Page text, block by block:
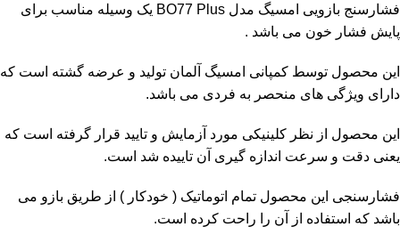
فشارسنج بازویی امسیگ مدل BO77 Plus یک وسیله مناسب برای
پایش فشار خون می باشد .
این محصول توسط کمپانی امسیگ آلمان تولید و عرضه گشته است که
دارای ویژگی های منحصر به فردی می باشد.
این محصول از نظر کلینیکی مورد آزمایش و تایید قرار گرفته است که
یعنی دقت و سرعت اندازه گیری آن تاییده شد است.
فشارسنجی این محصول تمام اتوماتیک ( خودکار ) از طریق بازو می
باشد که استفاده از آن را راحت کرده است.